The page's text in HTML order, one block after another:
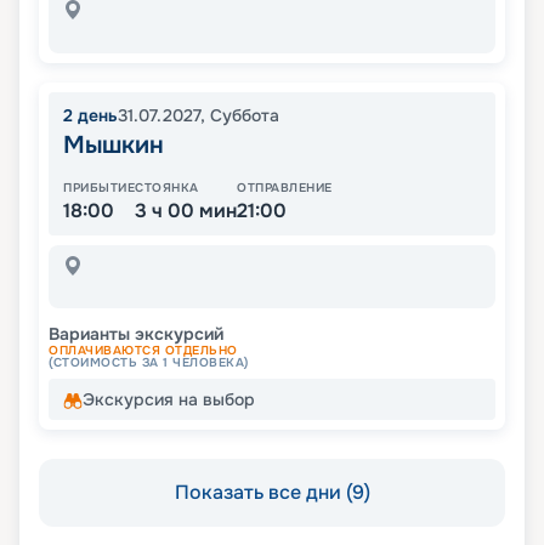
2 день31.07.2027, Суббота
Мышкин
ПРИБЫТИЕ
18:00
СТОЯНКА
3 ч 00 мин
ОТПРАВЛЕНИЕ
21:00
Варианты экскурсий
ОПЛАЧИВАЮТСЯ ОТДЕЛЬНО
(СТОИМОСТЬ ЗА 1 ЧЕЛОВЕКА)
Экскурсия на выбор
Показать все дни (9)